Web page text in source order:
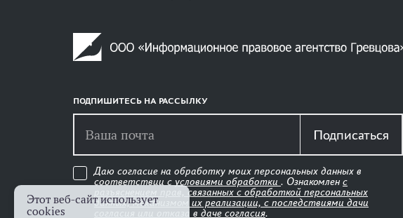
ПОДПИШИТЕСЬ НА РАССЫЛКУ
Подписаться
Даю согласие на обработку моих персональных данных в
соответствии с условиями обработки . Ознакомлен с
разъяснением прав, связанных с обработкой персональных
данных, механизмом их реализации, с последствиями дачи
согласия или отказа в даче согласия.
Этот веб-сайт использует
cookies